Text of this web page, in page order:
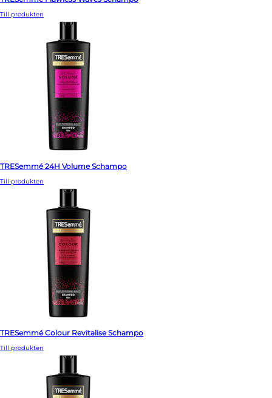
Till produkten
TRESemmé 24H Volume Schampo
Till produkten
TRESemmé Colour Revitalise Schampo
Till produkten